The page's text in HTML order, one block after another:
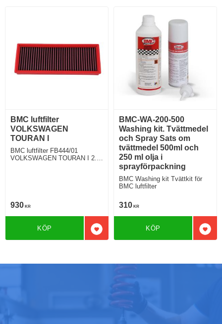
BMC luftfilter
VOLKSWAGEN
TOURAN I
BMC luftfilter FB444/01
VOLKSWAGEN TOURAN I 2.0
930 KR
Lägg till i favoriter
KÖP
BMC-WA-200-500
Washing kit. Tvättmedel
och Spray Sats om
tvättmedel 500ml och
250 ml olja i
sprayförpackning
BMC Washing kit Tvättkit för
BMC luftfilter
310 KR
KÖP